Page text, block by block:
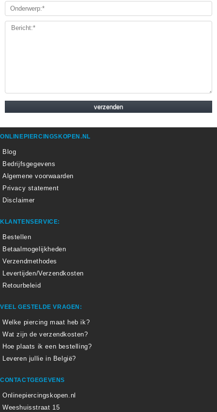
ONLINEPIERCINGSKOPEN.NL
Blog
Bedrijfsgegevens
Algemene voorwaarden
Privacy statement
Disclaimer
KLANTENSERVICE:
Bestellen
Betaalmogelijkheden
Verzendmethodes
Levertijden/Verzendkosten
Retourbeleid
VEEL GESTELDE VRAGEN:
Welke piercing maat heb ik?
Wat zijn de verzendkosten?
Hoe plaats ik een bestelling?
Leveren jullie in België?
CONTACTGEGEVENS
Onlinepiercingskopen.nl
Weeshuisstraat 15